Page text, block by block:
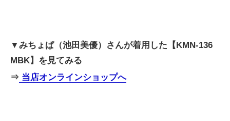
▼みちょぱ（池田美優）さんが着用した【KMN-136
MBK】を見てみる
⇒ 当店オンラインショップへ